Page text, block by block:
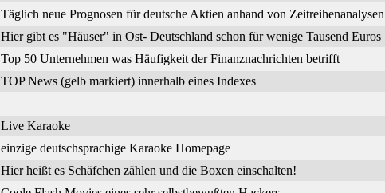
Täglich neue Prognosen für deutsche Aktien anhand von Zeitreihenanalysen
Hier gibt es "Häuser" in Ost- Deutschland schon für wenige Tausend Euros
Top 50 Unternehmen was Häufigkeit der Finanznachrichten betrifft
TOP News (gelb markiert) innerhalb eines Indexes
Live Karaoke
einzige deutschsprachige Karaoke Homepage
Hier heißt es Schäfchen zählen und die Boxen einschalten!